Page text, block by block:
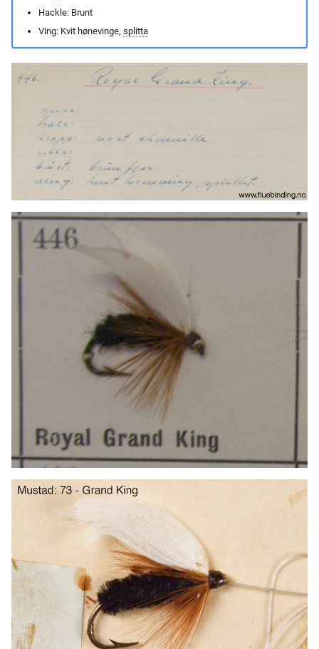
Hackle: Brunt
Ving: Kvit hønevinge, splitta